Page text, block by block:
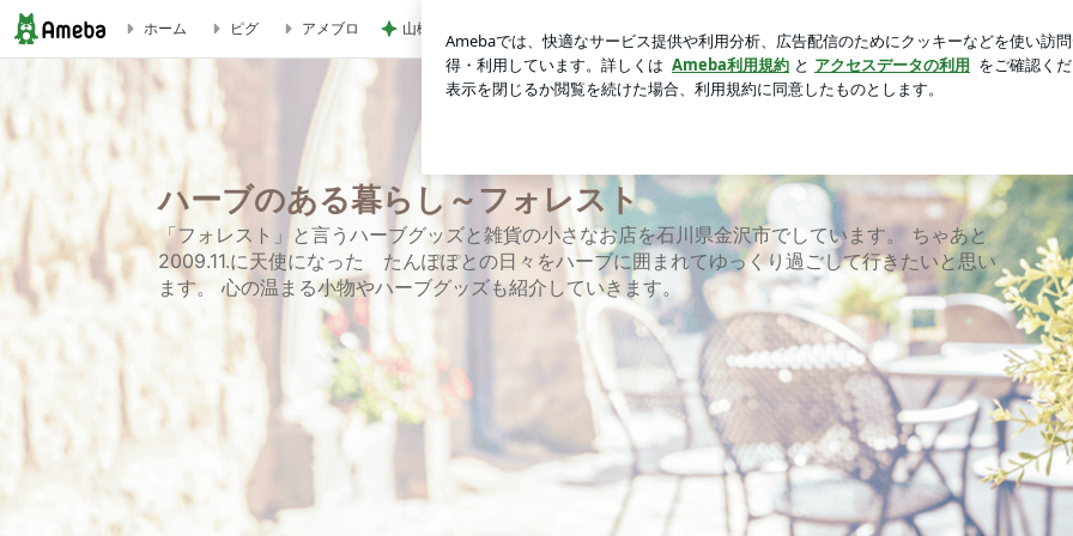
ハーブのある暮らし～フォレスト
ホーム ピグ アメブロ 山椒ご飯と豆腐と野菜の味噌汁 ログ
ハーブのある暮らし～フォレスト
「フォレスト」と言うハーブグッズと雑貨の小さなお店を石川県金沢市でしています。 ちゃあと
2009.11.に天使になった たんぽぽとの日々をハーブに囲まれてゆっくり過ごして行きたいと思い
ます。 心の温まる小物やハーブグッズも紹介していきます。